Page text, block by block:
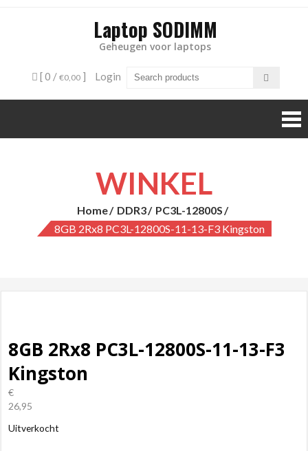
Laptop SODIMM
Geheugen voor laptops
[ 0 / €0,00 ] Login
WINKEL
Home DDR3
PC3L-12800S
8GB 2Rx8 PC3L-12800S-11-13-F3 Kingston
8GB 2Rx8 PC3L-12800S-11-13-F3
Kingston
€
26,95
Uitverkocht